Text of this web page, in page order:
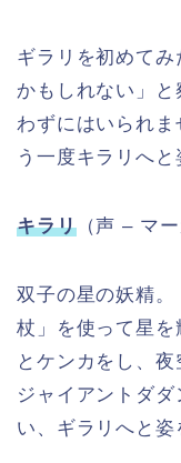
ギラリを初めてみ
かもしれない」
わずにはいられ
う一度キラリへと
キラリ（声 – マー
双子の星の妖精
杖」を使って星を
とケンカをし、
ジャイアントダ
い、ギラリへと姿